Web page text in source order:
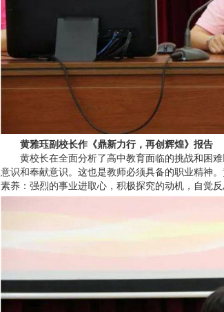
黄雅珏副校长作《鼎新力行，再创辉煌》报告
黄校长在全面分析了高中教育面临的挑战和困
意识和奉献意识。这也是教师必须具备的职业精神
素养：强烈的事业进取心，积极探究的动机，自觉